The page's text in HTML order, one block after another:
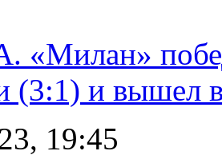
«Милан»
(3:1) и вышел
19:45